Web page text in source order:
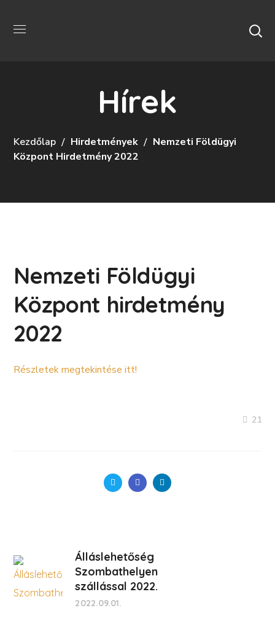
Hírek
Kezdőlap Hirdetmények
Nemzeti Földügyi
Központ Hirdetmény 2022
Nemzeti Földügyi
Központ hirdetmény
2022
Részletek megtekintése itt!
21
Álláslehetőség
Szombathelyen
szállással 2022.
2022.09.01.